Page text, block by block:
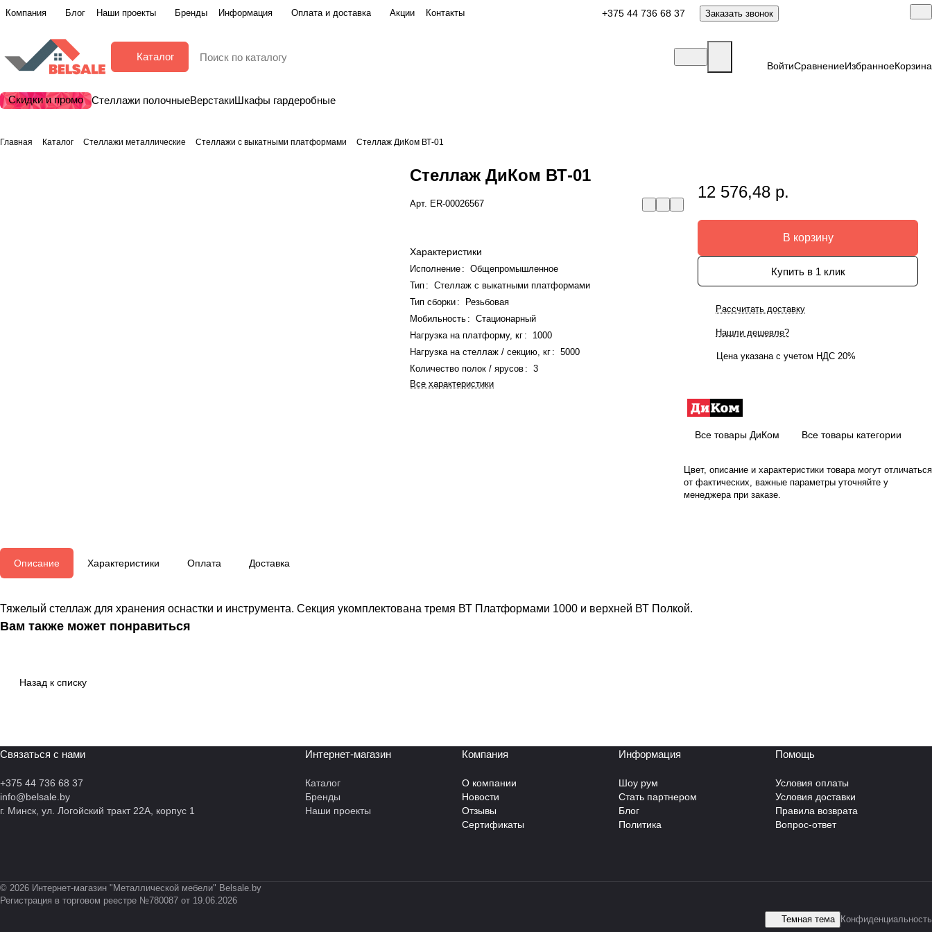
Компания Блог Наши проекты Бренды Информация Оплата и доставка Акции Контакты +375 44 736 68 37 Заказать звонок
Каталог
ВойтиСравнениеИзбранноеКорзина
Скидки и промо Стеллажи полочныеВерстакиШкафы гардеробные
Главная Каталог Стеллажи металлические Стеллажи с выкатными платформами Стеллаж ДиКом ВТ-01
Стеллаж ДиКом ВТ-01
Арт. ER-00026567
Характеристики
Исполнение :
Общепромышленное
Тип :
Стеллаж с выкатными платформами
Тип сборки:
Резьбовая
Мобильность :
Стационарный
Нагрузка на платформу, кг :
1000
Нагрузка на стеллаж / секцию, кг :
5000
Количество полок / ярусов :
3
Все характеристики
12 576,48 р.
В корзину
Купить в 1 клик
Рассчитать доставку
Нашли дешевле?
Цена указана с учетом НДС 20%
Все товары ДиКом Все товары категории
Цвет, описание и характеристики товара могут отличаться
от фактических, важные параметры уточняйте у
менеджера при заказе.
Описание Характеристики Оплата Доставка
Тяжелый стеллаж для хранения оснастки и инструмента. Секция укомплектована тремя ВТ Платформами 1000 и верхней ВТ Полкой.
Вам также может понравиться
Назад к списку
Связаться с нами
+375 44 736 68 37
info@belsale.by
г. Минск, ул. Логойский тракт 22А, корпус 1
Интернет-магазин
Каталог
Бренды
Наши проекты
Компания
О компании
Новости
Отзывы
Сертификаты
Информация
Шоу рум
Стать партнером
Блог
Политика
Помощь
Условия оплаты
Условия доставки
Правила возврата
Вопрос-ответ
© 2026 Интернет-магазин "Металлической мебели" Belsale.by
Регистрация в торговом реестре №780087 от 19.06.2026
Темная тема
Конфиденциальность